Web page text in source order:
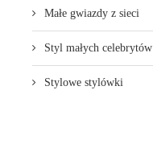
Małe gwiazdy z sieci
Styl małych celebrytów
Stylowe stylówki